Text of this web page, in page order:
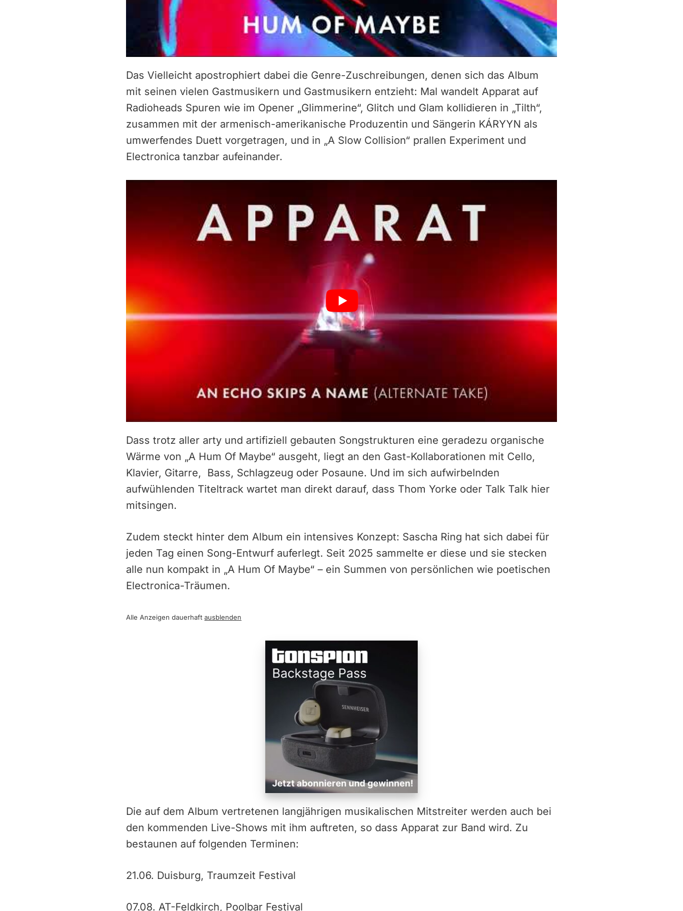
Das Vielleicht apostrophiert dabei die Genre-Zuschreibungen, denen sich das Album
mit seinen vielen Gastmusikern und Gastmusikern entzieht: Mal wandelt Apparat auf
Radioheads Spuren wie im Opener „Glimmerine“, Glitch und Glam kollidieren in „Tilth“,
zusammen mit der armenisch-amerikanische Produzentin und Sängerin KÁRYYN als
umwerfendes Duett vorgetragen, und in „A Slow Collision“ prallen Experiment und
Electronica tanzbar aufeinander.
Dass trotz aller arty und artifiziell gebauten Songstrukturen eine geradezu organische
Wärme von „A Hum Of Maybe“ ausgeht, liegt an den Gast-Kollaborationen mit Cello,
Klavier, Gitarre, Bass, Schlagzeug oder Posaune. Und im sich aufwirbelnden
aufwühlenden Titeltrack wartet man direkt darauf, dass Thom Yorke oder Talk Talk hier
mitsingen.
Zudem steckt hinter dem Album ein intensives Konzept: Sascha Ring hat sich dabei für
jeden Tag einen Song-Entwurf auferlegt. Seit 2025 sammelte er diese und sie stecken
alle nun kompakt in „A Hum Of Maybe“ – ein Summen von persönlichen wie poetischen
Electronica-Träumen.
Alle Anzeigen dauerhaftausblenden
Die auf dem Album vertretenen langjährigen musikalischen Mitstreiter werden auch bei
den kommenden Live-Shows mit ihm auftreten, so dass Apparat zur Band wird. Zu
bestaunen auf folgenden Terminen:
21.06. Duisburg, Traumzeit Festival
07.08. AT-Feldkirch, Poolbar Festival